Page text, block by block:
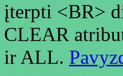
įterpti <BR>
CLEAR
ir ALL.